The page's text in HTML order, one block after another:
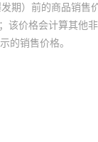
期）前的商品销售
该价格会计算其他
的销售价格。